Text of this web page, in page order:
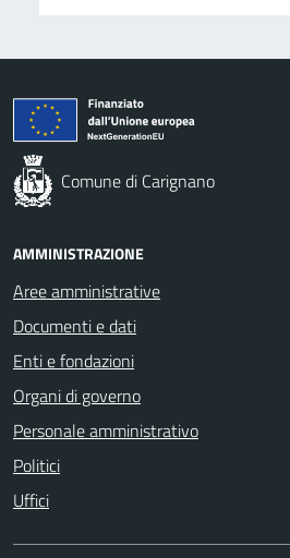
Comune di Carignano
AMMINISTRAZIONE
Aree amministrative
Documenti e dati
Enti e fondazioni
Organi di governo
Personale amministrativo
Politici
Uffici